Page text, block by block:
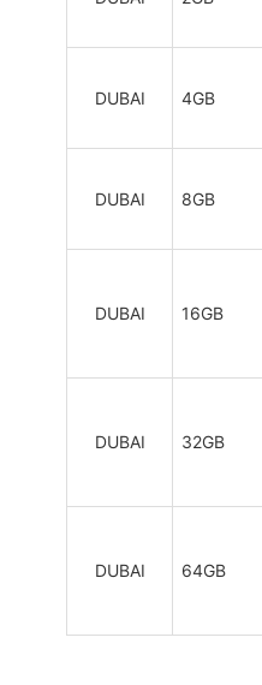
DUBAI 4GB
DUBAI 8GB
DUBAI 16GB
DUBAI 32GB
DUBAI 64GB